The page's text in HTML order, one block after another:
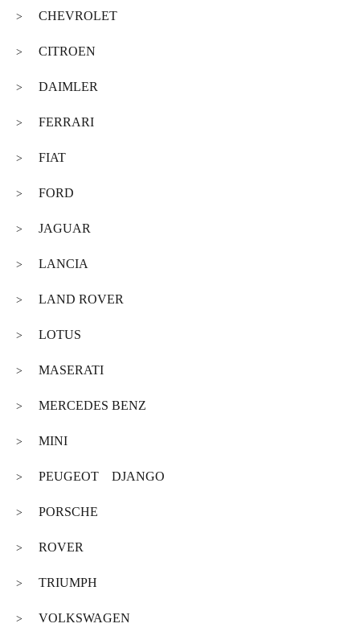
> CHEVROLET
> CITROEN
> DAIMLER
> FERRARI
> FIAT
> FORD
> JAGUAR
> LANCIA
> LAND ROVER
> LOTUS
> MASERATI
> MERCEDES BENZ
> MINI
> PEUGEOT DJANGO
> PORSCHE
> ROVER
> TRIUMPH
> VOLKSWAGEN